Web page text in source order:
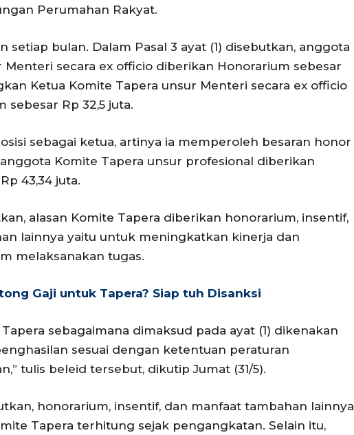
Perumahan Rakyat.
setiap bulan. Dalam Pasal 3 ayat (1) disebutkan, anggota
Menteri secara ex officio diberikan Honorarium sebesar
Ketua Komite Tapera unsur Menteri secara ex officio
Rp 32,5 juta.
sebagai ketua, artinya ia memperoleh besaran honor
Komite Tapera unsur profesional diberikan
43,34 juta.
alasan Komite Tapera diberikan honorarium, insentif,
lainnya yaitu untuk meningkatkan kinerja dan
melaksanakan tugas.
Gaji untuk Tapera? Siap tuh Disanksi
sebagaimana dimaksud pada ayat (1) dikenakan
sesuai dengan ketentuan peraturan
tulis beleid tersebut, dikutip Jumat (31/5).
honorarium, insentif, dan manfaat tambahan lainnya
Tapera terhitung sejak pengangkatan. Selain itu,